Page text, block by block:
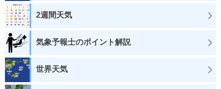
2週間天気
気象予報士のポイント解説
世界天気